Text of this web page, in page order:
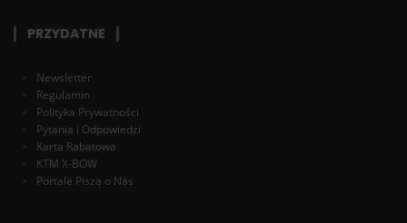
PRZYDATNE
Newsletter
Regulamin
Polityka Prywatności
Pytania i Odpowiedzi
Karta Rabatowa
KTM X-BOW
Portale Piszą o Nas